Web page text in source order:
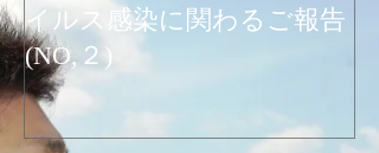
イルス感染に関わるご報告
(NO,２)